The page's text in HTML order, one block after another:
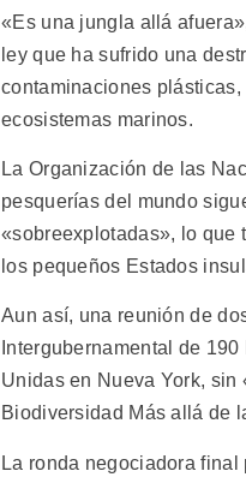
«Es una jungla allá
ley que ha sufrido una
contaminaciones
ecosistemas marinos.
La Organización de las
pesquerías del mundo
«sobreexplotadas», lo que
los pequeños Estados
Aun así, una reunión de
Intergubernamental de
Unidas en Nueva York,
Biodiversidad Más allá de
La ronda negociadora